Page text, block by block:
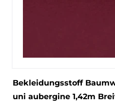
Bekleidungsstoff
uni aubergine 1,42m